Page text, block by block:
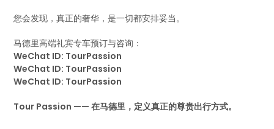
您会发现，真正的奢华，是一切都安排妥当。
马德里高端礼宾专车预订与咨询：
WeChat ID: TourPassion
WeChat ID: TourPassion
WeChat ID: TourPassion
Tour Passion —— 在马德里，定义真正的尊贵出行方式。